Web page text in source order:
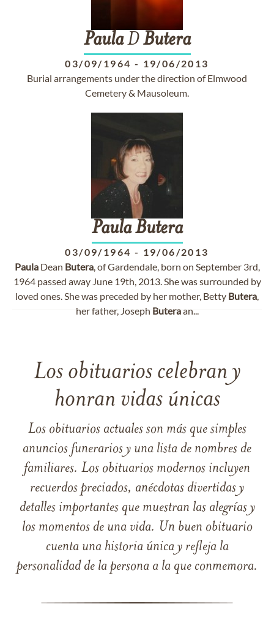
PaulaDButera
03/09/1964 - 19/06/2013
Burial arrangements under the direction of Elmwood
Cemetery & Mausoleum.
Paula Butera
03/09/1964 - 19/06/2013
PaulaDean Butera, of Gardendale, born on September 3rd,
1964 passed away June 19th, 2013. She was surrounded by
loved ones. She was preceded by her mother, Betty Butera,
her father, Joseph Buteraan...
Los obituarios celebran y
honran vidas únicas
Los obituarios actuales son más que simples
anuncios funerarios y una lista de nombres de
familiares. Los obituarios modernos incluyen
recuerdos preciados, anécdotas divertidas y
detalles importantes que muestran las alegrías y
los momentos de una vida. Un buen obituario
cuenta una historia única y refleja la
personalidad de la persona a la que conmemora.